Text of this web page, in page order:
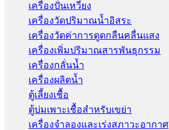
เครื่องปั่นเหวี่ยง
เครื่องวัดปริมาณน้ำอิสระ
เครื่องวัดค่าการดูดกลืนคลื่นแสง
เครื่องเพิ่มปริมาณสารพันธุกรรม
เครื่องกลั่นน้ำ
เครื่องผลิตน้ำ
ตู้เลี้ยงเชื้อ
ตู้บ่มเพาะเชื้อสำหรับเขย่า
เครื่องจำลองและเร่งสภาวะอากาศ